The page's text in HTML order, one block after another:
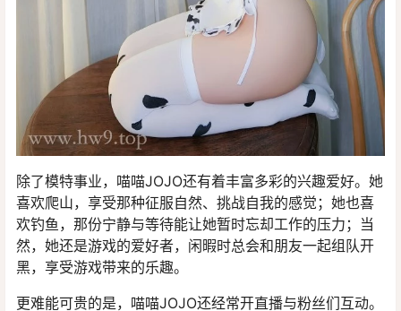
除了模特事业，喵喵JOJO还有着丰富多彩的兴趣爱好。她
喜欢爬山，享受那种征服自然、挑战自我的感觉；她也喜
欢钓鱼，那份宁静与等待能让她暂时忘却工作的压力；当
然，她还是游戏的爱好者，闲暇时总会和朋友一起组队开
黑，享受游戏带来的乐趣。
更难能可贵的是，喵喵JOJO还经常开直播与粉丝们互动。